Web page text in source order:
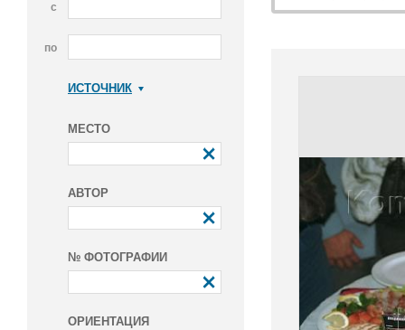
с
по
ИСТОЧНИК
МЕСТО
АВТОР
№ ФОТОГРАФИИ
ОРИЕНТАЦИЯ